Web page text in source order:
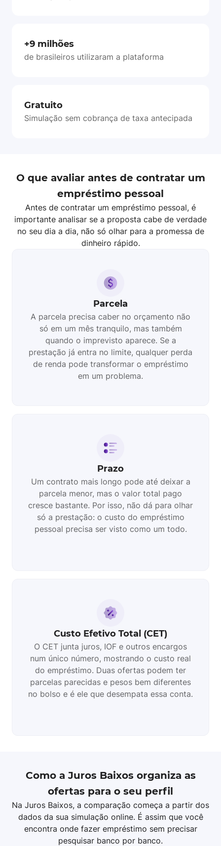
+9 milhões
de brasileiros utilizaram a plataforma
Gratuito
Simulação sem cobrança de taxa antecipada
O que avaliar antes de contratar um
empréstimo pessoal
Antes de contratar um empréstimo pessoal, é
importante analisar se a proposta cabe de verdade
no seu dia a dia, não só olhar para a promessa de
dinheiro rápido.
Parcela
A parcela precisa caber no orçamento não
só em um mês tranquilo, mas também
quando o imprevisto aparece. Se a
prestação já entra no limite, qualquer perda
de renda pode transformar o empréstimo
em um problema.
Prazo
Um contrato mais longo pode até deixar a
parcela menor, mas o valor total pago
cresce bastante. Por isso, não dá para olhar
só a prestação: o custo do empréstimo
pessoal precisa ser visto como um todo.
Custo Efetivo Total (CET)
O CET junta juros, IOF e outros encargos
num único número, mostrando o custo real
do empréstimo. Duas ofertas podem ter
parcelas parecidas e pesos bem diferentes
no bolso e é ele que desempata essa conta.
Como a Juros Baixos organiza as
ofertas para o seu perfil
Na Juros Baixos, a comparação começa a partir dos
dados da sua simulação online. É assim que você
encontra onde fazer empréstimo sem precisar
pesquisar banco por banco.